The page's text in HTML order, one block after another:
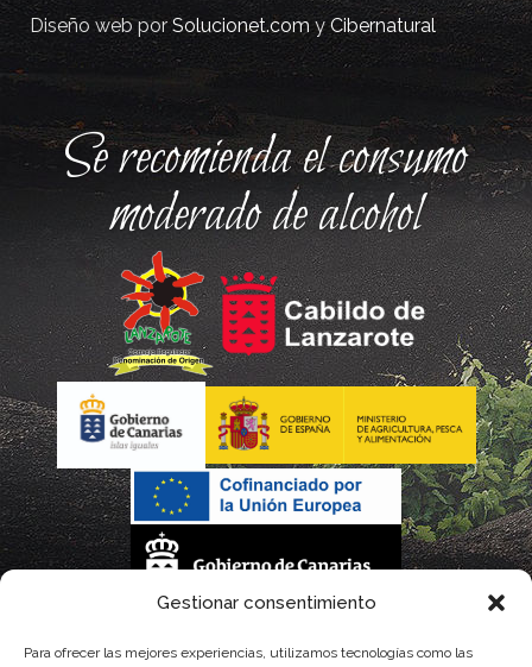
Gestionar consentimiento
Para ofrecer las mejores experiencias, utilizamos tecnologías como las
Diseño web porSolucionet.comyCibernatural
Se recomienda el consumo
moderado de alcohol